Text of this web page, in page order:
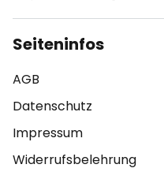
Seiteninfos
AGB
Datenschutz
Impressum
Widerrufsbelehrung